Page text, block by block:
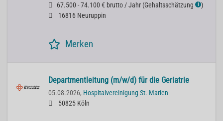
67.500 - 74.100 € brutto / Jahr (Gehaltsschätzung ℹ )
16816 Neuruppin
Merken
Departmentleitung (m/w/d) für die Geriatrie
05.08.2026, Hospitalvereinigung St. Marien
50825 Köln